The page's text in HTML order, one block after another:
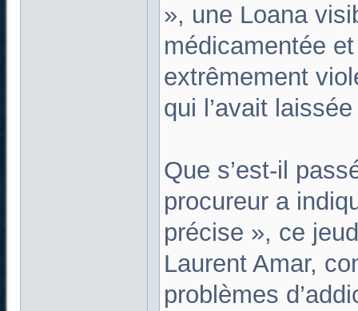
», une Loana
médicamentée
extrêmement
qui l’avait
Que s’est-il
procureur a
précise », ce
Laurent Amar,
problèmes